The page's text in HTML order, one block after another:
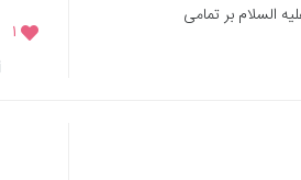
السلام بر تمامی
۱